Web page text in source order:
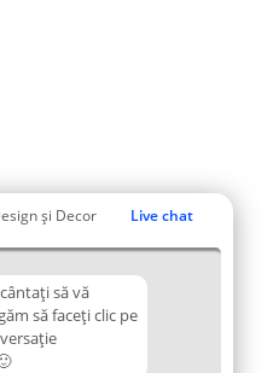
și Decor Live chat
să vă
să faceți clic pe